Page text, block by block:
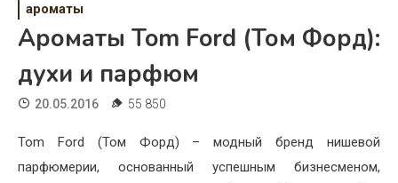
Свадьба
Жизнь
Хобби
Красота
ароматы
Ароматы Tom Ford (Том Форд):
духи и парфюм
20.05.2016 55 850
Tom Ford (Том Форд) – модный бренд нишевой
парфюмерии, основанный успешным бизнесменом,